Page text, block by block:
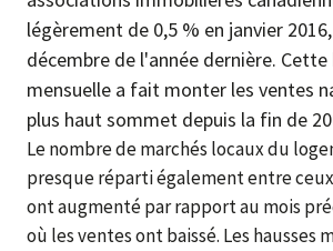
légèrement de 0,5 % en janvier
décembre de l'année dernière. Cette
mensuelle a fait monter les ventes
plus haut sommet depuis la fin de
Le nombre de marchés locaux du
presque réparti également entre
ont augmenté par rapport au mois
où les ventes ont baissé. Les hausses